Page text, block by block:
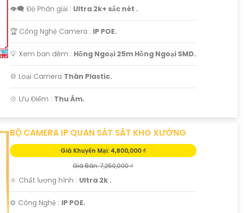
👁️‍🗨 Độ Phân giải : Ultra 2k+ sắc nét .
🏆 Công Nghệ Camera : IP POE.
💡 Xem ban đêm : Hồng Ngoại 25m Hồng Ngoại SMD.
💢 Loại Camera Thân Plastic.
️💠 Ưu Điểm : Thu Âm.
BỘ CAMERA IP QUAN SÁT SÁT KHO XƯỞNG
Giá Khuyến Mại: 4,800,000 ₫
Giá Bán: 7,250,000 ₫
🔆 Chất lượng hình : Ultra 2k .
⚙ Công Nghệ : IP POE.